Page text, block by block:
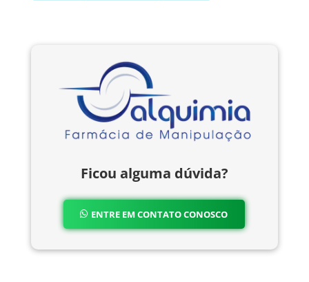
Ficou alguma dúvida?
ENTRE EM CONTATO CONOSCO